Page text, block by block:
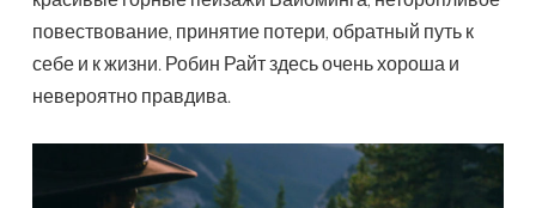
повествование, принятие потери, обратный путь к
себе и к жизни. Робин Райт здесь очень хороша и
невероятно правдива.